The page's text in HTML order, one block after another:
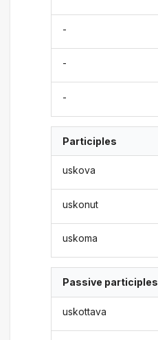
-
-
-
Participles
uskova
uskonut
uskoma
Passive participles
uskottava